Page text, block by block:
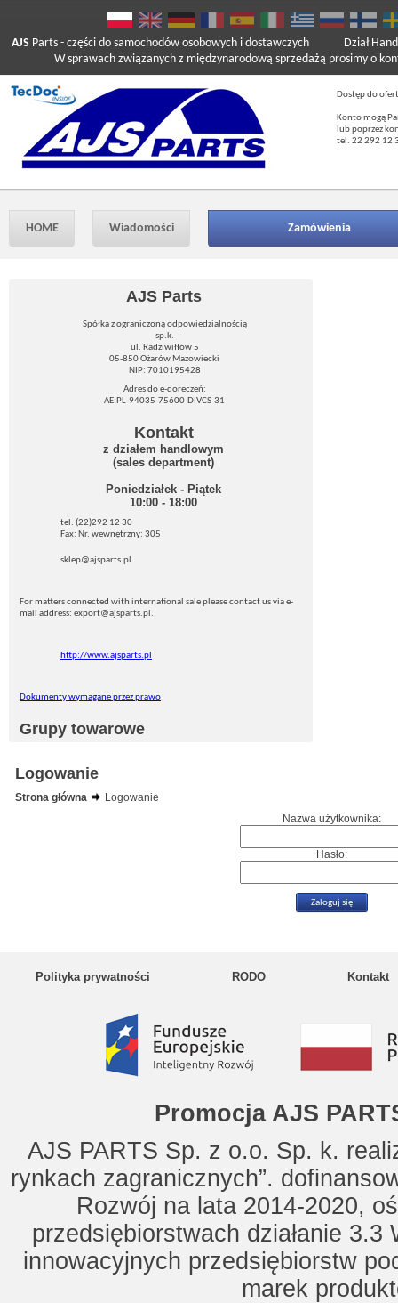
AJS Parts - części do samochodów osobowych i dostawczych
W sprawach związanych z międzynarodową sprzedażą prosimy o
Dział
Dostęp do
Konto mogą
lub poprzez
tel. 22 292 12
HOME Wiadomości Zamówienia
AJS Parts
Spółka z ograniczoną odpowiedzialnością
sp.k.
ul. Radziwiłłów 5
05-850 Ożarów Mazowiecki
NIP: 7010195428
Adres do e-doreczeń:
AE:PL-94035-75600-DIVCS-31
Kontakt
z działem handlowym
(sales department)
Poniedziałek - Piątek
10:00 - 18:00
tel. (22)292 12 30
Fax: Nr. wewnętrzny: 305
sklep@ajsparts.pl
For matters connected with international sale please contact us via e-
mail address: export@ajsparts.pl.
http://www.ajsparts.pl
Dokumenty wymagane przez prawo
Grupy towarowe
Logowanie
Strona główna
Logowanie
Nazwa użytkownika:
Hasło:
Polityka prywatności RODO Kontakt
Promocja AJS
AJS PARTS Sp. z o.o. Sp. k.
rynkach zagranicznych”.
Rozwój na lata 2014-2020,
przedsiębiorstwach działanie
innowacyjnych przedsiębiorstw
marek